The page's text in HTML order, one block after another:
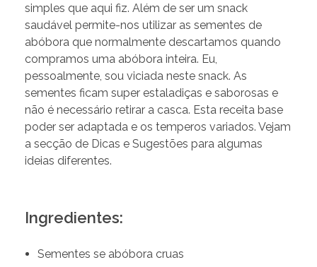
simples que aqui fiz. Além de ser um snack
saudável permite-nos utilizar as sementes de
abóbora que normalmente descartamos quando
compramos uma abóbora inteira. Eu,
pessoalmente, sou viciada neste snack. As
sementes ficam super estaladiças e saborosas e
não é necessário retirar a casca. Esta receita base
poder ser adaptada e os temperos variados. Vejam
a secção de Dicas e Sugestões para algumas
ideias diferentes.
Ingredientes:
Sementes se abóbora cruas